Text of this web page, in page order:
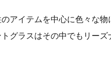
アイテムを中心に色々な
グラスはその中でもリー